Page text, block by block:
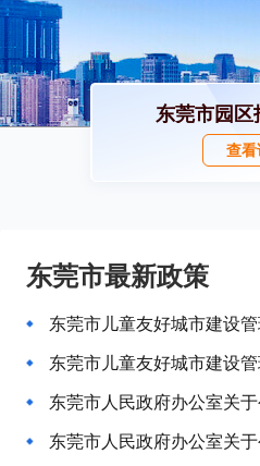
东莞市园
查
东莞市最新政策
东莞市儿童友好城市建设
东莞市儿童友好城市建设